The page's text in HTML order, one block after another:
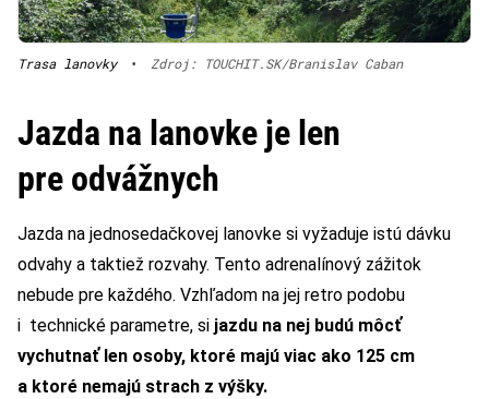
Trasa lanovky • Zdroj: TOUCHIT.SK/Branislav Caban
Jazda na lanovke je len
pre odvážnych
Jazda na jednosedačkovej lanovke si vyžaduje istú dávku
odvahy a taktiež rozvahy. Tento adrenalínový zážitok
nebude pre každého. Vzhľadom na jej retro podobu
i technické parametre, si jazdu na nej budú môcť
vychutnať len osoby, ktoré majú viac ako 125 cm
a ktoré nemajú strach z výšky.